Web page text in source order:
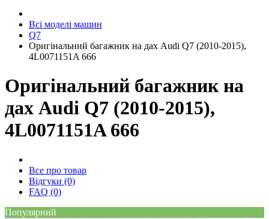
Всі моделі машин
Q7
Оригінальний багажник на дах Audi Q7 (2010-2015),
4L0071151A 666
Оригінальний багажник на
дах Audi Q7 (2010-2015),
4L0071151A 666
Все про товар
Відгуки (0)
FAQ (0)
Популярний